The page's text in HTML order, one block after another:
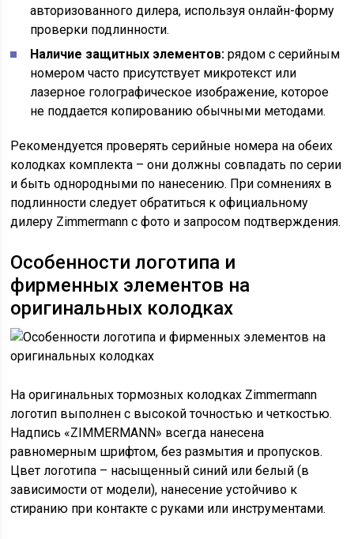
авторизованного дилера, используя онлайн-форму
проверки подлинности.
Наличие защитных элементов: рядом с серийным
номером часто присутствует микротекст или
лазерное голографическое изображение, которое
не поддается копированию обычными методами.
Рекомендуется проверять серийные номера на обеих
колодках комплекта – они должны совпадать по серии
и быть однородными по нанесению. При сомнениях в
подлинности следует обратиться к официальному
дилеру Zimmermann с фото и запросом подтверждения.
Особенности логотипа и
фирменных элементов на
оригинальных колодках
На оригинальных тормозных колодках Zimmermann
логотип выполнен с высокой точностью и четкостью.
Надпись «ZIMMERMANN» всегда нанесена
равномерным шрифтом, без размытия и пропусков.
Цвет логотипа – насыщенный синий или белый (в
зависимости от модели), нанесение устойчиво к
стиранию при контакте с руками или инструментами.